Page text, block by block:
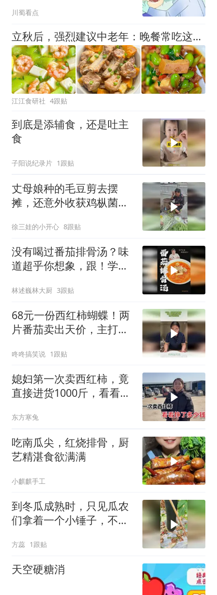
川蜀看点
立秋后，强烈建议中老年：晚餐常吃这3种，精神抖擞一整天
江江食研社 4跟贴
到底是添辅食，还是吐主
食
子阳说纪录片 1跟贴
丈母娘种的毛豆剪去摆
摊，还意外收获鸡枞菌，
意咋样
徐三娃的小开心 8跟贴
没有喝过番茄排骨汤？味
道超乎你想象，跟！学！
林述巍林大厨 3跟贴
68元一份西红柿蝴蝶！两
片番茄卖出天价，主打浪
咚咚搞笑说 1跟贴
媳妇第一次卖西红柿，竟
直接进货1000斤，看看能
东方寒兔
吃南瓜尖，红烧排骨，厨
艺精湛食欲满满
小麒麒手工
到冬瓜成熟时，只见瓜农
们拿着一个小锤子，不断
方蕊 1跟贴
天空硬糖消